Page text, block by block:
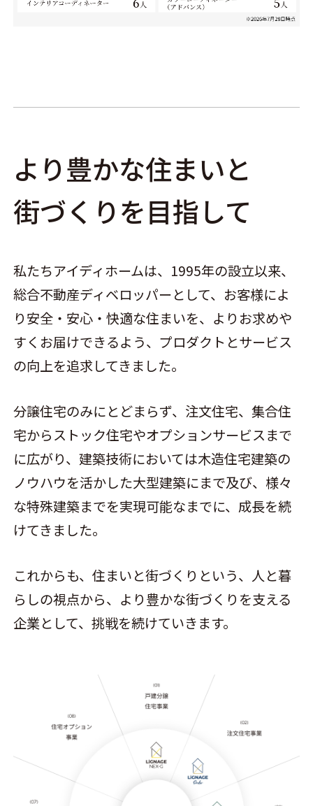
より豊かな住まいと
街づくりを目指して
私たちアイディホームは、1995年の設立以来、
総合不動産ディベロッパーとして、お客様によ
り安全・安心・快適な住まいを、よりお求めや
すくお届けできるよう、プロダクトとサービス
の向上を追求してきました。
分譲住宅のみにとどまらず、注文住宅、集合住
宅からストック住宅やオプションサービスまで
に広がり、建築技術においては木造住宅建築の
ノウハウを活かした大型建築にまで及び、様々
な特殊建築までを実現可能なまでに、成長を続
けてきました。
これからも、住まいと街づくりという、人と暮
らしの視点から、より豊かな街づくりを支える
企業として、挑戦を続けていきます。